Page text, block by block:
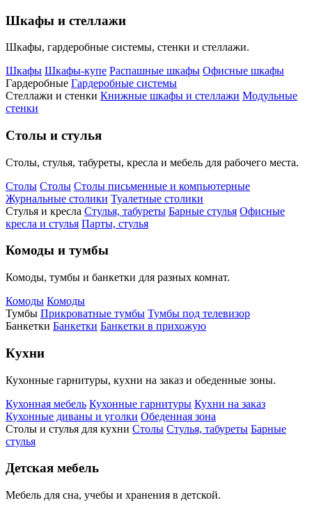
Шкафы и стеллажи
Шкафы, гардеробные системы, стенки и стеллажи.
Шкафы Шкафы-купе Распашные шкафы Офисные шкафы
Гардеробные Гардеробные системы
Стеллажи и стенки Книжные шкафы и стеллажи Модульные
стенки
Столы и стулья
Столы, стулья, табуреты, кресла и мебель для рабочего места.
Столы Столы Столы письменные и компьютерные
Журнальные столики Туалетные столики
Стулья и кресла Стулья, табуреты Барные стулья Офисные
кресла и стулья Парты, стулья
Комоды и тумбы
Комоды, тумбы и банкетки для разных комнат.
Комоды Комоды
Тумбы Прикроватные тумбы Тумбы под телевизор
Банкетки Банкетки Банкетки в прихожую
Кухни
Кухонные гарнитуры, кухни на заказ и обеденные зоны.
Кухонная мебель Кухонные гарнитуры Кухни на заказ
Кухонные диваны и уголки Обеденная зона
Столы и стулья для кухни Столы Стулья, табуреты Барные
стулья
Детская мебель
Мебель для сна, учебы и хранения в детской.